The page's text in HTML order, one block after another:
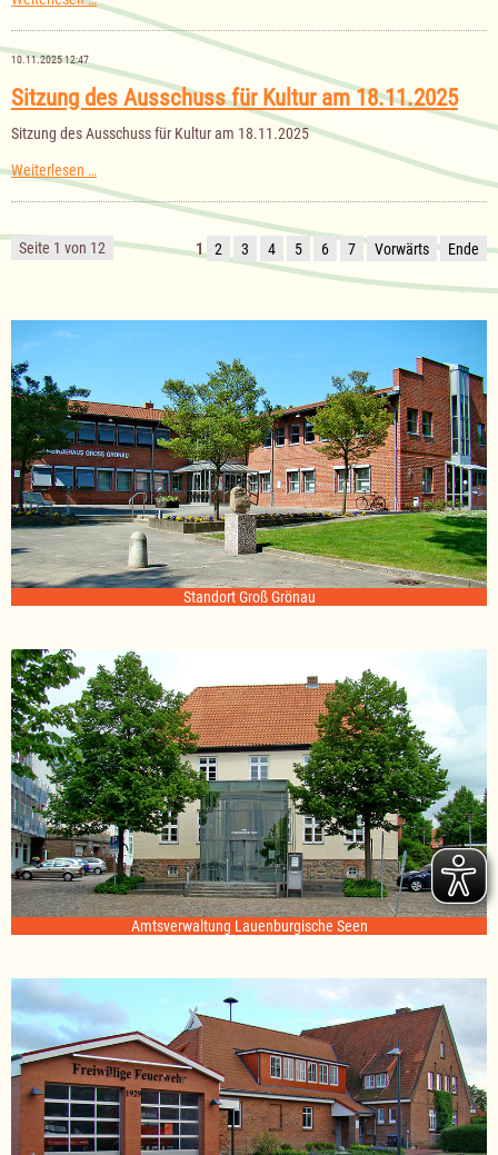
des
Ausschusses
Senioren,
Jugend
und
am
10.11.2025 12:47
Sitzung des Ausschuss für Kultur am 18.11.2025
Sitzung des Ausschuss für Kultur am 18.11.2025
Weiterlesen …Sitzung
des
Ausschuss
Kultur
am
Seite 1 von 12 1 2 3 4 5 6 7 Vorwärts Ende
Standort Groß Grönau
Amtsverwaltung Lauenburgische Seen